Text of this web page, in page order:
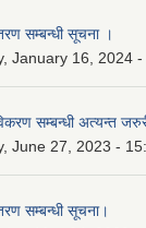
सम्बन्धी सूचना ।
January 16, 2024 -
सम्बन्धी अत्यन्त
June 27, 2023 -
सम्बन्धी सूचना।